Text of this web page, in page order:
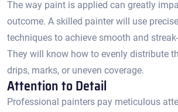
The way paint is applied can greatly
outcome.​ A skilled painter will use
techniques to achieve smooth and
They will know how to evenly distribute
drips, marks, or uneven coverage.​
Attention to Detail
Professional painters pay meticulous